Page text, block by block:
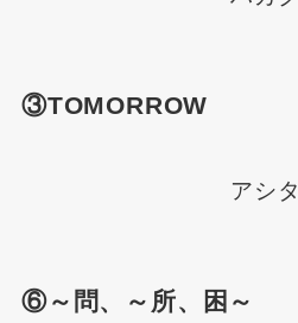
③TOMORROW
アシタ
⑥～問、～所、困～